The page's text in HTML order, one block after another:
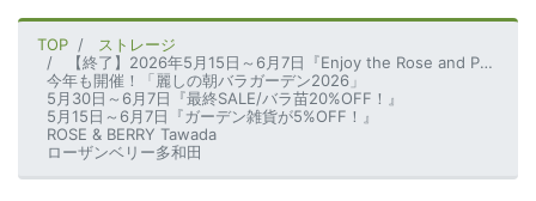
TOP
ストレージ
【終了】2026年5月15日～6月7日『Enjoy the Rose and Perennial Garden ～ ローザンベリーでバラと宿根草の庭を楽しもう ～』
今年も開催！「麗しの朝バラガーデン2026」
5月30日～6月7日『最終SALE/バラ苗20%OFF！』
5月15日～6月7日『ガーデン雑貨が5%OFF！』
ROSE & BERRY Tawada
ローザンベリー多和田